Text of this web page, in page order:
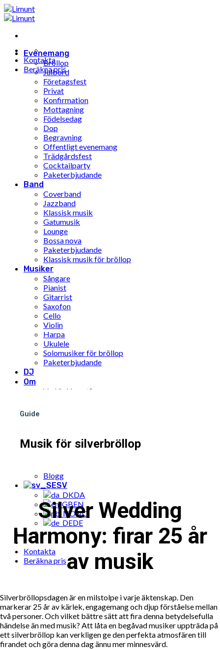
Hoppa
till
Evenemang
Bröllop
Julbord
Företagsfest
Privat
Konfirmation
Mottagning
Födelsedag
Dop
Begravning
Offentligt evenemang
Trädgårdsfest
Cocktailparty
Paketerbjudande
Band
Coverband
Jazzband
Klassisk musik
Gatumusik
Lounge
Bossa nova
Paketerbjudande
Klassisk musik för bröllop
Musiker
Sångare
Pianist
Gitarrist
Saxofon
Cello
Violin
Harpa
Ukulele
Solomusiker för bröllop
Paketerbjudande
DJ
Om
Vad är Limunt?
Inspiration
Populära musik till fest bokningar
Blogg
SV
DA
EN
NO
DE
Kontakta
Beräkna pris
Kontakta
Beräkna pris
Guide
Musik för silverbröllop
Silver Wedding
Harmony: firar 25 år
av musik
Silverbröllopsdagen är en milstolpe i varje äktenskap. Den
markerar 25 år av kärlek, engagemang och djup förståelse mellan
två personer. Och vilket bättre sätt att fira denna betydelsefulla
händelse än med musik? Att låta en begåvad musiker uppträda på
ett silverbröllop kan verkligen ge den perfekta atmosfären till
firandet och göra denna dag ännu mer minnesvärd.